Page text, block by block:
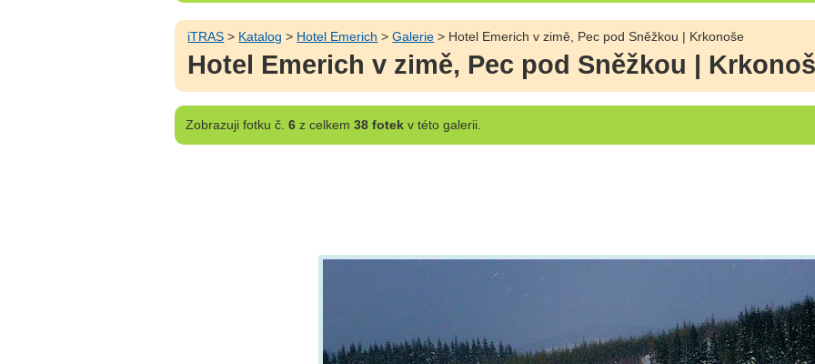
iTRAS > Katalog > Hotel Emerich >Galerie > Hotel Emerich v zimě, Pec pod Sněžkou | Krkonoše
Hotel Emerich v zimě, Pec pod Sněžkou |
Zobrazujifotku č. 6z celkem 38 fotekv této galerii.